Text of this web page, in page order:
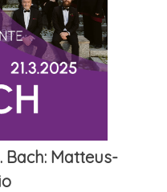
Bach: Matteus-